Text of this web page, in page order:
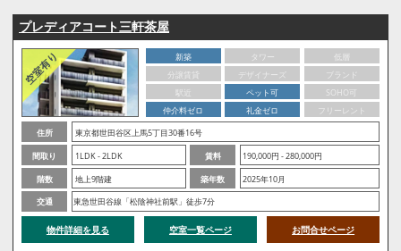
プレディアコート三軒茶屋
新築 タワー
低層
分譲賃貸
デザイナーズ
ブランド
駅近
ペット可
SOHO可
仲介料ゼロ
礼金ゼロ
フリーレント
住所
東京都世田谷区上馬5丁目30番16号
間取り
1LDK - 2LDK 賃料
190,000円 - 280,000円
階数
地上9階建 築年数
2025年10月
交通
東急世田谷線「松陰神社前駅」徒歩7分
物件詳細を見る 空室一覧ページ お問合せページ